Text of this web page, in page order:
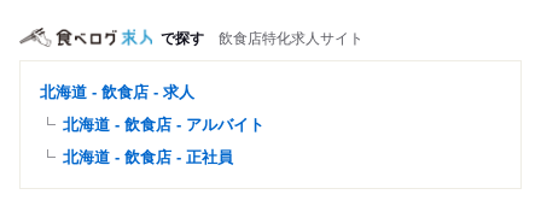
で探す 飲食店特化求人サイト
北海道 - 飲食店 - 求人
北海道 - 飲食店 - アルバイト
北海道 - 飲食店 - 正社員